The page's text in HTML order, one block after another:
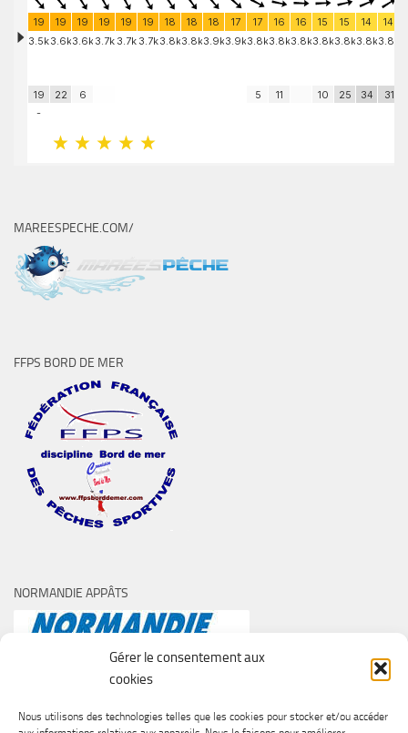
Gérer le consentement aux
cookies
Nous utilisons des technologies telles que les cookies pour stocker et/ou accéder
MAREESPECHE.COM/
FFPS BORD DE MER
NORMANDIE APPÂTS